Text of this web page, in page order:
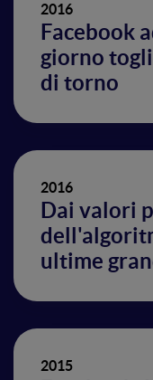
2016
Facebook
giorno
di torno
2016
Dai valori
ultime
2015